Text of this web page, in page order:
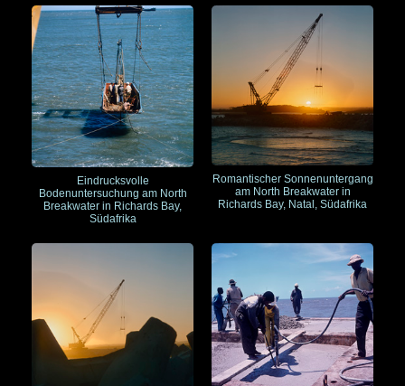
Eindrucksvolle
Bodenuntersuchung am North
Breakwater in Richards Bay,
Südafrika
Romantischer Sonnenuntergang
am North Breakwater in
Richards Bay, Natal, Südafrika